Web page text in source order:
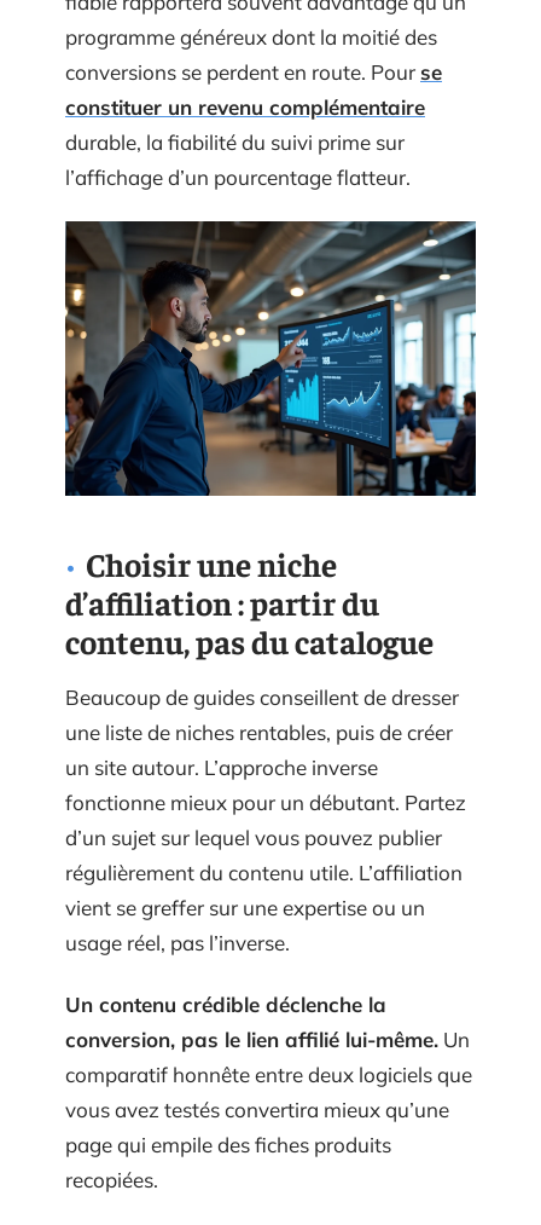
programme généreux dont la moitié des
conversions se perdent en route. Pourse
constituer un revenu complémentaire
durable, la fiabilité du suivi prime sur
l’affichage d’un pourcentage flatteur.
Choisir une niche
d’affiliation : partir du
contenu, pas du catalogue
Beaucoup de guides conseillent de dresser
une liste de niches rentables, puis de créer
un site autour. L’approche inverse
fonctionne mieux pour un débutant. Partez
d’un sujet sur lequel vous pouvez publier
régulièrement du contenu utile. L’affiliation
vient se greffer sur une expertise ou un
usage réel, pas l’inverse.
Un contenu crédible déclenche la
conversion, pas le lien affilié lui-même. Un
comparatif honnête entre deux logiciels que
vous avez testés convertira mieux qu’une
page qui empile des fiches produits
recopiées.